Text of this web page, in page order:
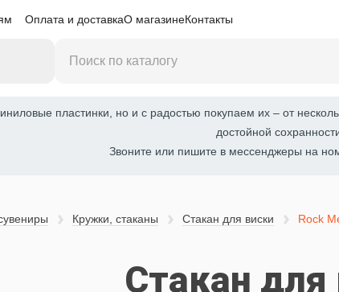
Оплата и доставкаО магазинеКонтакты
пластинки, но и с радостью покупаем их – от
достойной
Звоните или пишите в мессенджеры на
Кружки, стаканы Стакан для виски Rock
Стакан для